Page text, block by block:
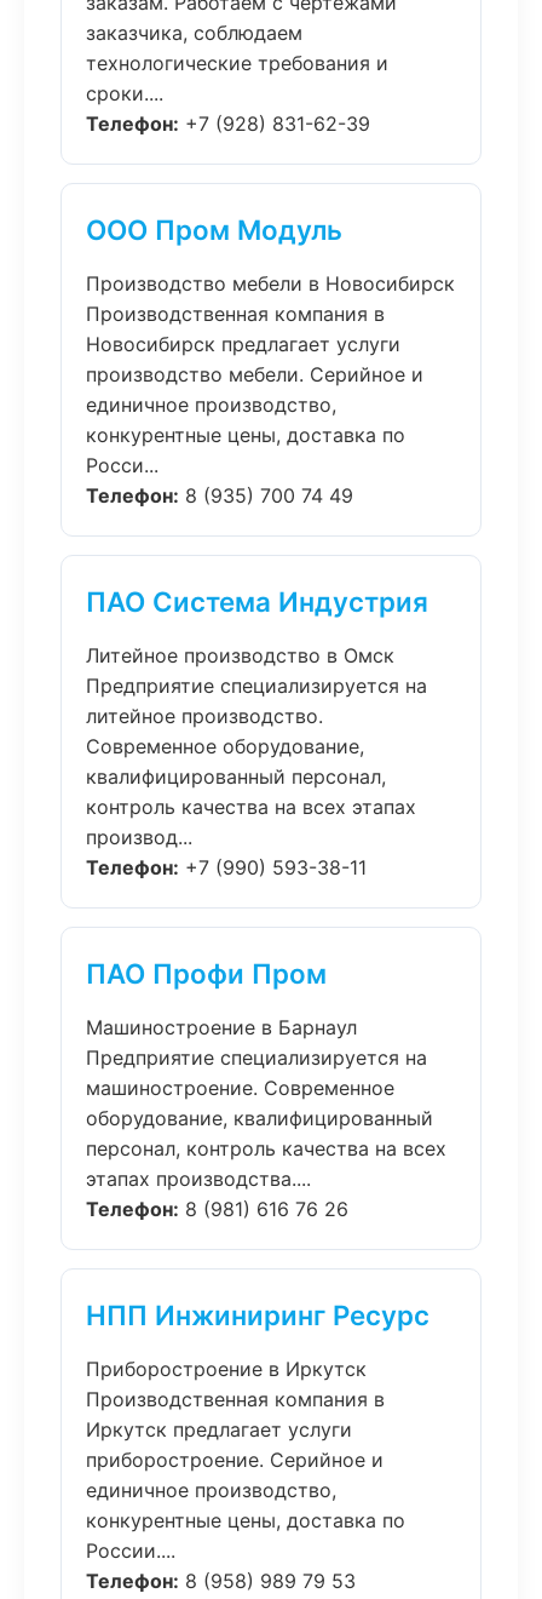
заказчика, соблюдаем
технологические требования и
сроки....
Телефон: +7 (928) 831-62-39
ООО Пром Модуль
Производство мебели в Новосибирск
Производственная компания в
Новосибирск предлагает услуги
производство мебели. Серийное и
единичное производство,
конкурентные цены, доставка по
Росси...
Телефон: 8 (935) 700 74 49
ПАО Система Индустрия
Литейное производство в Омск
Предприятие специализируется на
литейное производство.
Современное оборудование,
квалифицированный персонал,
контроль качества на всех этапах
производ...
Телефон: +7 (990) 593-38-11
ПАО Профи Пром
Машиностроение в Барнаул
Предприятие специализируется на
машиностроение. Современное
оборудование, квалифицированный
персонал, контроль качества на всех
этапах производства....
Телефон: 8 (981) 616 76 26
НПП Инжиниринг Ресурс
Приборостроение в Иркутск
Производственная компания в
Иркутск предлагает услуги
приборостроение. Серийное и
единичное производство,
конкурентные цены, доставка по
России....
Телефон: 8 (958) 989 79 53